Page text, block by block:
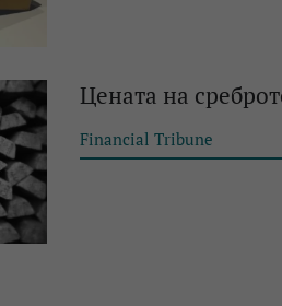
Цената на
Financial Tribune